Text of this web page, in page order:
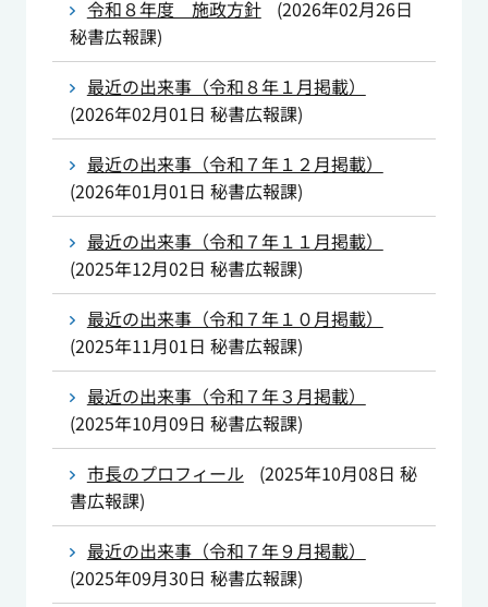
令和８年度 施政方針 (2026年02月26日
秘書広報課)
最近の出来事（令和８年１月掲載）
(2026年02月01日 秘書広報課)
最近の出来事（令和７年１２月掲載）
(2026年01月01日 秘書広報課)
最近の出来事（令和７年１１月掲載）
(2025年12月02日 秘書広報課)
最近の出来事（令和７年１０月掲載）
(2025年11月01日 秘書広報課)
最近の出来事（令和７年３月掲載）
(2025年10月09日 秘書広報課)
市長のプロフィール
(2025年10月08日 秘
書広報課)
最近の出来事（令和７年９月掲載）
(2025年09月30日 秘書広報課)